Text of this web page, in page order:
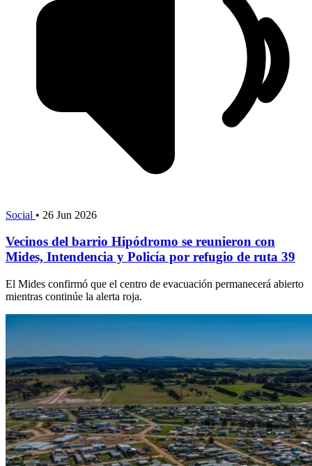
Social • 26 Jun 2026
Vecinos del barrio Hipódromo se reunieron con
Mides, Intendencia y Policía por refugio de ruta 39
El Mides confirmó que el centro de evacuación permanecerá abierto
mientras continúe la alerta roja.